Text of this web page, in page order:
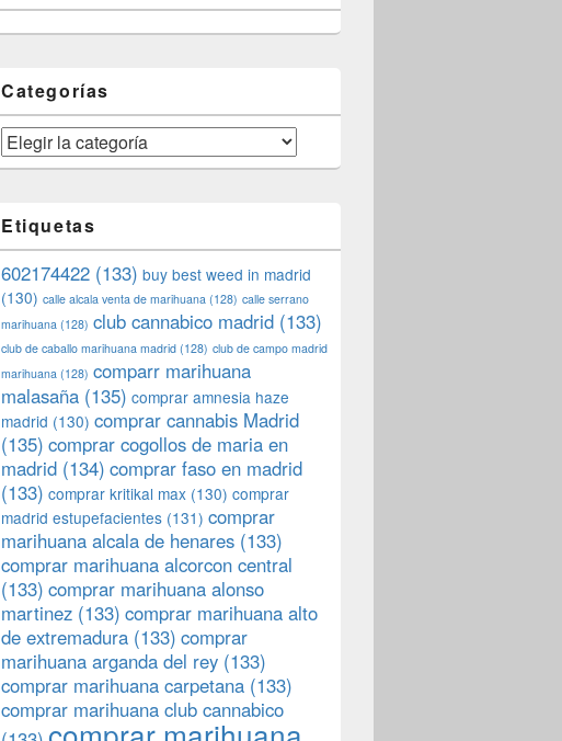
Categorías
Categorías
Etiquetas
602174422 (133) buy best weed in madrid
(130) calle alcala venta de marihuana (128) calle serrano
marihuana (128) club cannabico madrid (133)
club de caballo marihuana madrid (128) club de campo madrid
marihuana (128) comparr marihuana
malasaña (135) comprar amnesia haze
madrid (130) comprar cannabis Madrid
(135) comprar cogollos de maria en
madrid (134) comprar faso en madrid
(133) comprar kritikal max (130) comprar
madrid estupefacientes (131) comprar
marihuana alcala de henares (133)
comprar marihuana alcorcon central
(133) comprar marihuana alonso
martinez (133) comprar marihuana alto
de extremadura (133) comprar
marihuana arganda del rey (133)
comprar marihuana carpetana (133)
comprar marihuana club cannabico